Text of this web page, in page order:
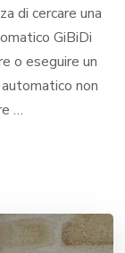
di cercare una
GiBiDi
o eseguire un
non
…